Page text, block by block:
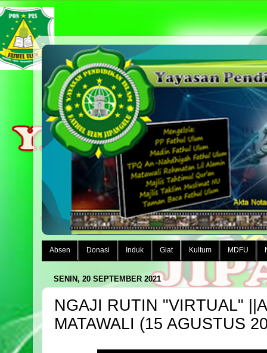
Absen Donasi Induk Giat Kultum MDFU
SENIN, 20 SEPTEMBER 2021
NGAJI RUTIN "VIRTUAL"
MATAWALI (15 AGUSTUS